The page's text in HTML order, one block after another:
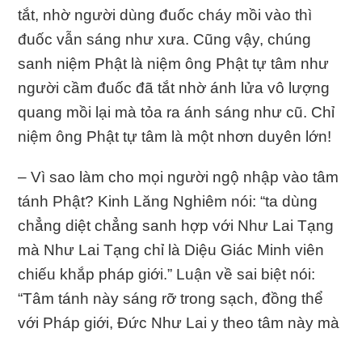
tắt, nhờ người dùng đuốc cháy mồi vào thì
đuốc vẫn sáng như xưa. Cũng vậy, chúng
sanh niệm Phật là niệm ông Phật tự tâm như
người cầm đuốc đã tắt nhờ ánh lửa vô lượng
quang mồi lại mà tỏa ra ánh sáng như cũ. Chỉ
niệm ông Phật tự tâm là một nhơn duyên lớn!
– Vì sao làm cho mọi người ngộ nhập vào tâm
tánh Phật? Kinh Lăng Nghiêm nói: “ta dùng
chẳng diệt chẳng sanh hợp với Như Lai Tạng
mà Như Lai Tạng chỉ là Diệu Giác Minh viên
chiếu khắp pháp giới.” Luận về sai biệt nói:
“Tâm tánh này sáng rỡ trong sạch, đồng thể
với Pháp giới, Đức Như Lai y theo tâm này mà